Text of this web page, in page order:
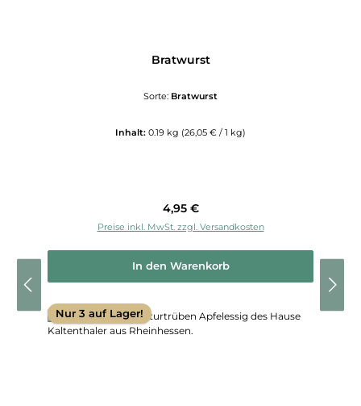
Bratwurst
Sorte: Bratwurst
Inhalt: 0.19 kg (26,05 € / 1 kg)
Regulärer Preis:
4,95 €
Preise inkl. MwSt. zzgl. Versandkosten
In den Warenkorb
Nur 3 auf Lager!